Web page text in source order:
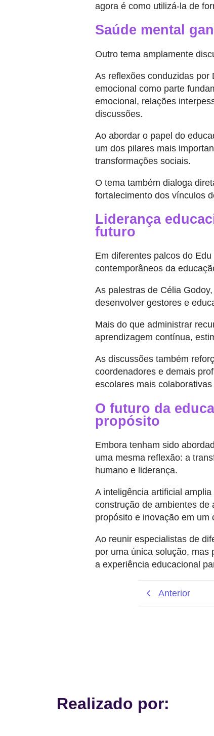
agora é como utilizá-la de
Saúde mental
Outro tema amplamente
As reflexões conduzidas por
emocional como parte
emocional, relações
discussões.
Ao abordar o papel do
um dos pilares mais
transformações sociais.
O tema também dialoga
fortalecimento dos vínculos
Liderança
futuro
Em diferentes palcos do
contemporâneos da
As palestras de Célia
desenvolver gestores e
Mais do que administrar
aprendizagem contínua,
As discussões também
coordenadores e demais
escolares mais
O futuro da
propósito
Embora tenham sido
uma mesma reflexão: a
humano e liderança.
A inteligência artificial
construção de ambientes de
propósito e inovação em um
Ao reunir especialistas de
por uma única solução, mas
a experiência educacional
Anterior
Realizado por: